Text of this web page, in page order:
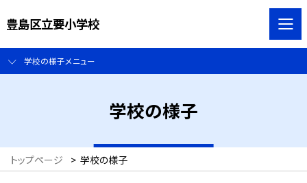
豊島区立要小学校
学校の様子メニュー
学校の様子
トップページ > 学校の様子